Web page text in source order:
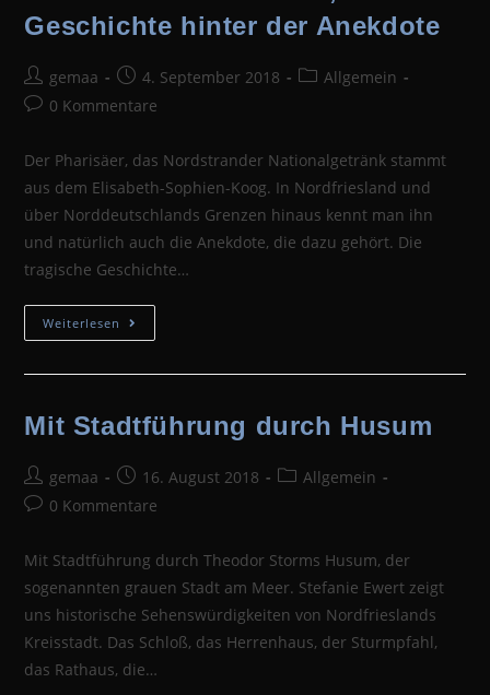
Geschichte hinter der Anekdote
Beitrags-
Autor:
gemaa
Beitrag
veröffentlicht:
4. September 2018
Beitrags-
Allgemein
Beitrags-
0 Kommentare
Der Pharisäer, das Nordstrander Nationalgetränk stammt
aus dem Elisabeth-Sophien-Koog. In Nordfriesland und
über Norddeutschlands Grenzen hinaus kennt man ihn
und natürlich auch die Anekdote, die dazu gehört. Die
tragische Geschichte…
Weiterlesen Nordstrander
Pharisäer,
Geschichte
Anekdote
Mit Stadtführung durch Husum
Beitrags-
Autor:
gemaa
Beitrag
veröffentlicht:
16. August 2018
Beitrags-
Allgemein
Beitrags-
0 Kommentare
Mit Stadtführung durch Theodor Storms Husum, der
sogenannten grauen Stadt am Meer. Stefanie Ewert zeigt
uns historische Sehenswürdigkeiten von Nordfrieslands
Kreisstadt. Das Schloß, das Herrenhaus, der Sturmpfahl,
das Rathaus, die…